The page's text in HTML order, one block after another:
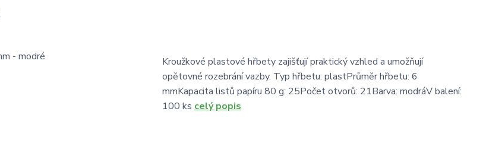
Kroužkové plastové hřbety zajišťují praktický vzhled a umožňují
opětovné rozebrání vazby. Typ hřbetu: plastPrůměr hřbetu: 6
mmKapacita listů papíru 80 g: 25Počet otvorů: 21Barva: modráV balení:
100 ks celý popis